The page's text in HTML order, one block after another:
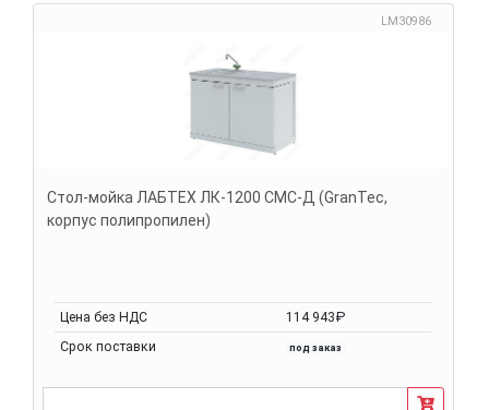
LM30986
Стол-мойка ЛАБТЕХ ЛК-1200 СМС-Д (GranTec,
корпус полипропилен)
Цена без НДС
114 943₽
Срок поставки
под заказ